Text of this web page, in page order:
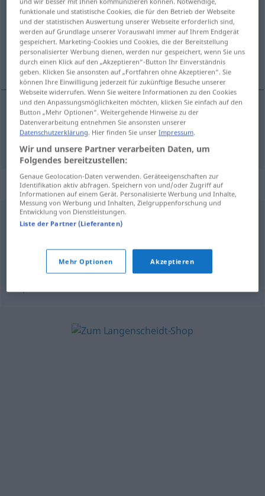
Übersicht aller Übersetzungen
(Für mehr Details die Übersetzung anklicken/antippen)
encantador
encantador zauberhaft
Synonyme für "zauberhaft"
liebenswert,attraktiv,reizvoll
,betörend,gefällig reizend,bestrickend
© OpenThesaurus.de
funktionale und statistische Cookies, die für den Betrieb der Webseite
und der statistischen Auswertung unserer Webseite erforderlich sind,
werden auf Grundlage unserer Vorauswahl immer auf Ihrem Endgerät
gespeichert. Marketing-Cookies und Cookies, die der Bereitstellung
personalisierter Werbung dienen, werden nur gespeichert, wenn Sie uns
durch einen Klick auf den „Akzeptieren“-Button Ihr Einverständnis
geben. Klicken Sie ansonsten auf „Fortfahren ohne Akzeptieren“. Sie
können Ihre Einwilligung jederzeit für zukünftige Besuche unserer
Webseite widerrufen. Wenn Sie weitere Informationen zu den Cookies
und den Anpassungsmöglichkeiten möchten, klicken Sie einfach auf den
Button „Mehr Optionen“. Weitergehende Hinweise zu der
Datenverarbeitung entnehmen Sie ansonsten unserer
Datenschutzerklärung. Hier finden Sie unserImpressum.
Wir und unsere Partner verarbeiten Daten, um
Folgendes bereitzustellen:
Genaue Geolocation-Daten verwenden. Geräteeigenschaften zur
Identifikation aktiv abfragen. Speichern von und/oder Zugriff auf
Informationen auf einem Gerät. Personalisierte Werbung und Inhalte,
Messung von Werbung und Inhalten, Zielgruppenforschung und
Entwicklung von Dienstleistungen.
Liste der Partner (Lieferanten)
Mehr Optionen Akzeptieren